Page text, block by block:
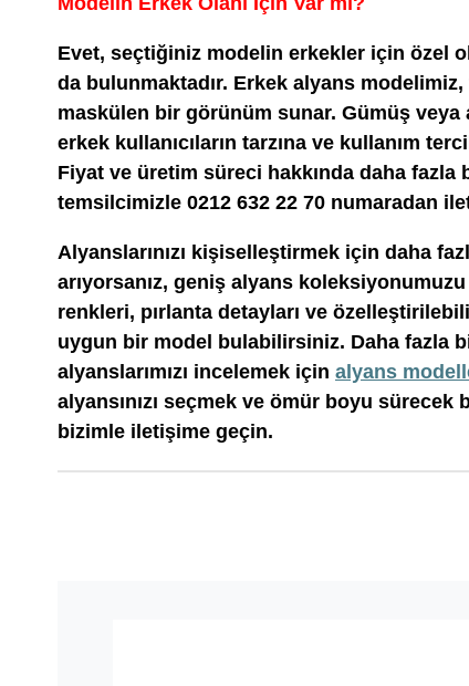
Evet, seçtiğiniz modelin erkekler için özel
da bulunmaktadır. Erkek alyans modelimiz,
maskülen bir görünüm sunar. Gümüş veya
erkek kullanıcıların tarzına ve kullanım
Fiyat ve üretim süreci hakkında daha
temsilcimizle 0212 632 22 70 numaradan
Alyanslarınızı kişiselleştirmek için daha
arıyorsanız, geniş alyans koleksiyonumuzu
renkleri, pırlanta detayları ve
uygun bir model bulabilirsiniz. Daha fazla
alyanslarımızı incelemek için alyans
alyansınızı seçmek ve ömür boyu sürecek
bizimle iletişime geçin.